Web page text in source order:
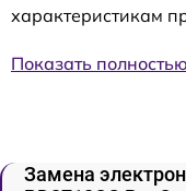
характеристикам
Показать полностью
Замена